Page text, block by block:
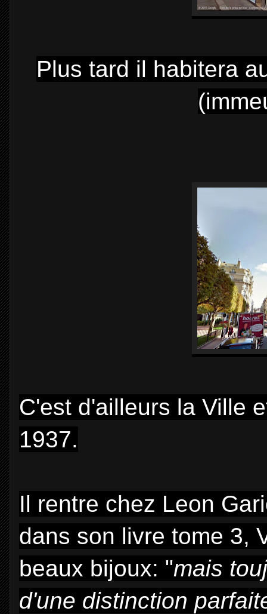
Plus tard il habitera
C'est d'ailleurs la Ville
1937.
Il rentre chez Leon
dans son livre tome 3,
beaux bijoux: "mais
d'une distinction